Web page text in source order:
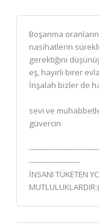
Boşanma
nasihatlerin
gerektiğini
eş, hayırlı birer
İnşalah bizler de
sevi ve
güvercin
---------------------
İNSANI TÜKETEN